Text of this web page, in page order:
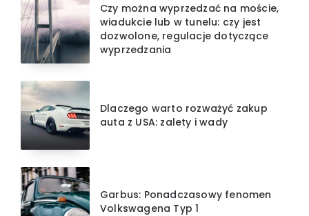
Czy można wyprzedzać na moście,
wiadukcie lub w tunelu: czy jest
dozwolone, regulacje dotyczące
wyprzedzania
Dlaczego warto rozważyć zakup
auta z USA: zalety i wady
Garbus: Ponadczasowy fenomen
Volkswagena Typ 1